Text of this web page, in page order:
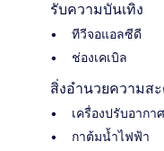
รับความบันเทิง
ทีวีจอแอลซีดี
ช่องเคเบิล
สิ่งอำนวยความส
เครื่องปรับอากา
กาต้มน้ำไฟฟ้า